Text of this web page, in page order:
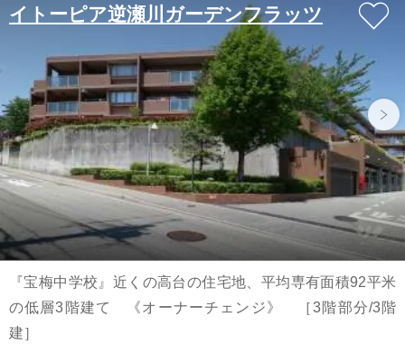
イトーピア逆瀬川ガーデンフラッツ
『宝梅中学校』近くの高台の住宅地、平均専有面積92平米
の低層3階建て 《オーナーチェンジ》 ［3階部分/3階
建］